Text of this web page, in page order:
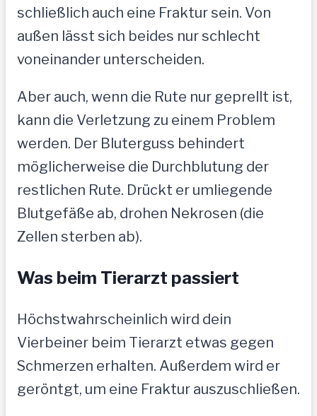
schließlich auch eine Fraktur sein. Von
außen lässt sich beides nur schlecht
voneinander unterscheiden.
Aber auch, wenn die Rute nur geprellt ist,
kann die Verletzung zu einem Problem
werden. Der Bluterguss behindert
möglicherweise die Durchblutung der
restlichen Rute. Drückt er umliegende
Blutgefäße ab, drohen Nekrosen (die
Zellen sterben ab).
Was beim Tierarzt passiert
Höchstwahrscheinlich wird dein
Vierbeiner beim Tierarzt etwas gegen
Schmerzen erhalten. Außerdem wird er
geröntgt, um eine Fraktur auszuschließen.